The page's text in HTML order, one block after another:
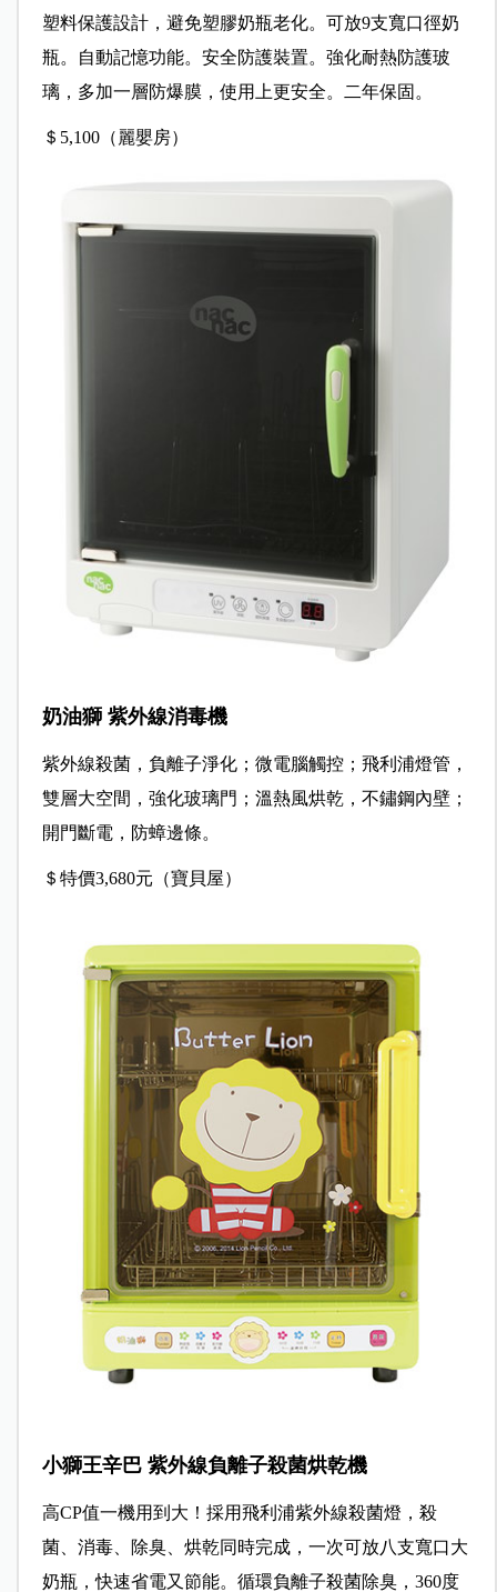
塑料保護設計，避免塑膠奶瓶老化。可放9支寬口徑奶
瓶。自動記憶功能。安全防護裝置。強化耐熱防護玻
璃，多加一層防爆膜，使用上更安全。二年保固。
＄5,100（麗嬰房）
奶油獅 紫外線消毒機
紫外線殺菌，負離子淨化；微電腦觸控；飛利浦燈管，
雙層大空間，強化玻璃門；溫熱風烘乾，不鏽鋼內壁；
開門斷電，防蟑邊條。
＄特價3,680元（寶貝屋）
小獅王辛巴 紫外線負離子殺菌烘乾機
高CP值一機用到大！採用飛利浦紫外線殺菌燈，殺
菌、消毒、除臭、烘乾同時完成，一次可放八支寬口大
奶瓶，快速省電又節能。循環負離子殺菌除臭，360度